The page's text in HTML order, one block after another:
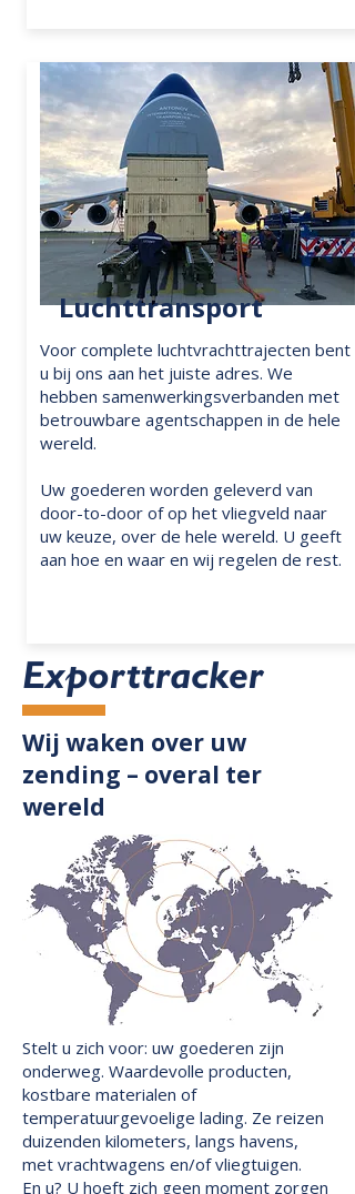
Luchttransport
Voor complete luchtvrachttrajecten bent
u bij ons aan het juiste adres. We
hebben samenwerkingsverbanden met
betrouwbare agentschappen in de hele
wereld.
Uw goederen worden geleverd van
door-to-door of op het vliegveld naar
uw keuze, over de hele wereld. U geeft
aan hoe en waar en wij regelen de rest.
Exporttracker
Wij waken over uw
zending – overal ter
wereld
Stelt u zich voor: uw goederen zijn
onderweg. Waardevolle producten,
kostbare materialen of
temperatuurgevoelige lading. Ze reizen
duizenden kilometers, langs havens,
met vrachtwagens en/of vliegtuigen.
En u? U hoeft zich geen moment zorgen